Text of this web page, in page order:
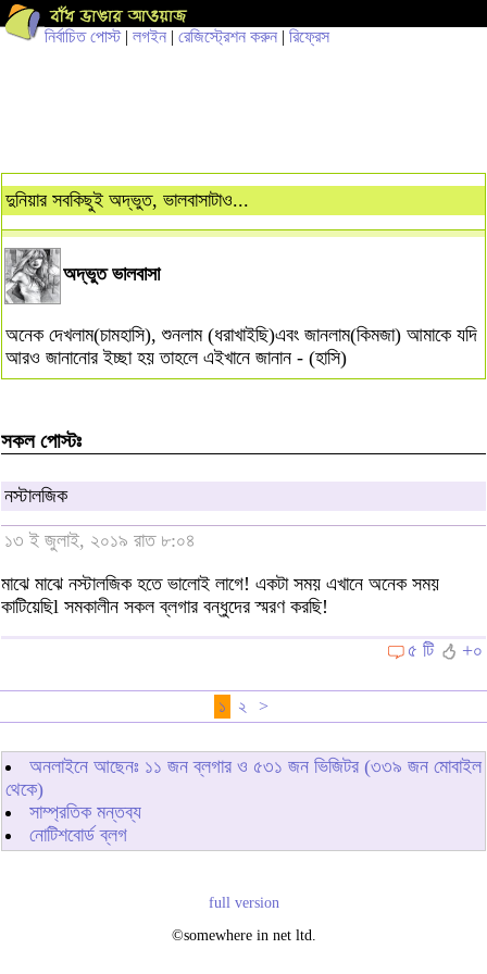
নির্বাচিত পোস্ট| লগইন | রেজিস্ট্রেশন করুন | রিফ্রেস
দুনিয়ার সবকিছুই অদ্ভুত, ভালবাসাটাও...
অদ্ভুত ভালবাসা
অনেক দেখলাম(চামহাসি), শুনলাম (ধরাখাইছি)এবং জানলাম(কিমজা) আমাকে যদি
আরও জানানোর ইচ্ছা হয় তাহলে এইখানে জানান - (হাসি)
সকল পোস্টঃ
নস্টালজিক
১৩ ই জুলাই, ২০১৯ রাত ৮:০৪
মাঝে মাঝে নস্টালজিক হতে ভালোই লাগে! একটা সময় এখানে অনেক সময়
কাটিয়েছিl সমকালীন সকল ব্লগার বন্ধুদের স্মরণ করছি!
৫ টি
+০
১ ২ >
অনলাইনে আছেনঃ ১১ জন ব্লগার ও ৫৩১ জন ভিজিটর (৩৩৯ জন মোবাইল
থেকে)
সাম্প্রতিক মন্তব্য
নোটিশবোর্ড ব্লগ
full version
©somewhere in net ltd.